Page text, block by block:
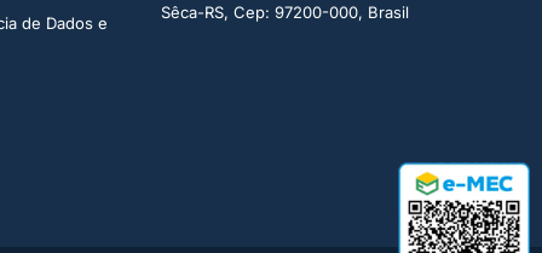
de Dados e
Sêca-RS, Cep: 97200-000, Brasil